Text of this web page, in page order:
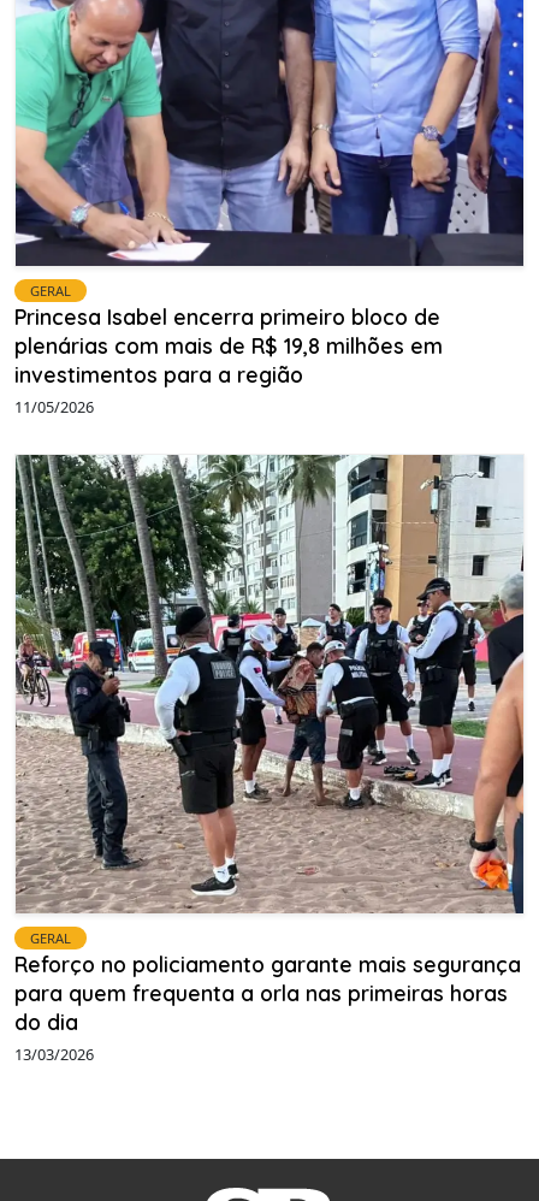
GERAL
Princesa Isabel encerra primeiro bloco de
plenárias com mais de R$ 19,8 milhões em
investimentos para a região
11/05/2026
GERAL
Reforço no policiamento garante mais segurança
para quem frequenta a orla nas primeiras horas
do dia
13/03/2026